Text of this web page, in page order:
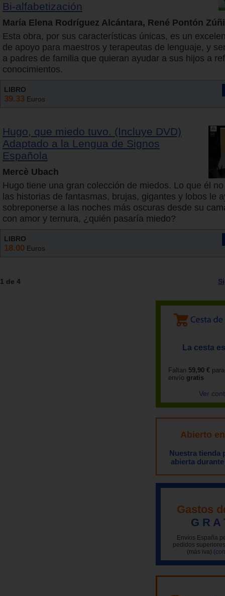
Bi-alfabetización
María Elena Rodríguez Alcántara, René Pontón
Esta obra, por sus características únicas, es un
de apoyo para maestros y terapeutas de lenguaje, y
a padres de familia que quieran ayudar a sus hijos a
conocimientos.
LIBRO
39.33 Euros
Hugo, que miedo tuvo. (Incluye DVD)
Adaptado a la Lengua de Signos
Española
Mercè Ubach
Hugo tiene una gran colección de miedos. Lo que él
las historias de fantasmas, brujas, gigantes y lobos le
sobreponerse a las noches más oscuras desde su
con amor y ternura, ¿quién pasaría miedo?
LIBRO
18.00 Euros
1 de 4
La cesta
Faltan 59,90 €
envío gratis
Ver
Abierto
Nuestra tienda
abierta
Gastos
G R A
Envíos España
pedidos
(más iva)